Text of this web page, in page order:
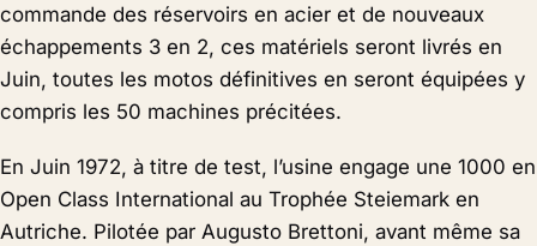
commande des réservoirs en acier et de nouveaux
échappements 3 en 2, ces matériels seront livrés en
Juin, toutes les motos définitives en seront équipées y
compris les 50 machines précitées.
En Juin 1972, à titre de test, l’usine engage une 1000 en
Open Class International au Trophée Steiemark en
Autriche. Pilotée par Augusto Brettoni, avant même sa